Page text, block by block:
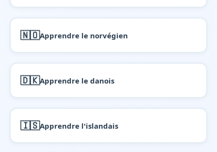
🇳🇴Apprendre le norvégien
🇩🇰Apprendre le danois
🇮🇸Apprendre l'islandais